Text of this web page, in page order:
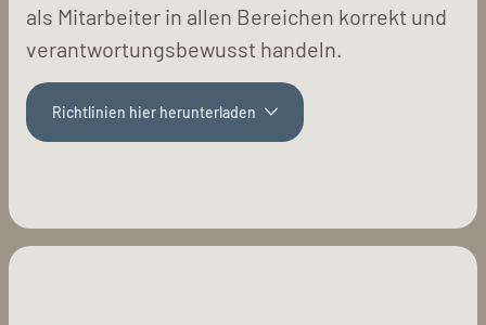
als Mitarbeiter in allen Bereichen korrekt und
verantwortungsbewusst handeln.
Richtlinien hier herunterladen